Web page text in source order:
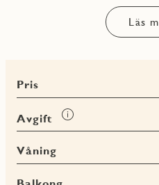
bankkantslist i samma färg
Här finns också allt du
samt en integrerad diskmaskin
lägenheten en praktisk
hålla ordning på kläder och
Badrummet är stilrent med
tvättmaskin/torktumlare samt
Lägenheten ligger i det
Läs
Pris
Avgift
Läs
mer
Våning